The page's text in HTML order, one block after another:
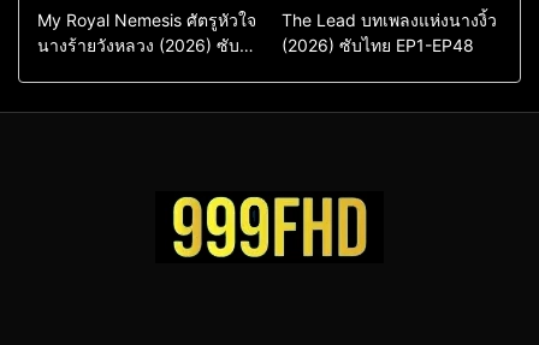
ซีรี่ย์เกาหลีพากย์ไทย
ซีรี่ย์เกาหลีซับไทย
Comedy
Drama
Sci-Fi & Fantasy
My Royal Nemesis ศัตรูหัวใจ
นางร้ายวังหลวง (2026) ซับ
Drama
ซีรี่ย์จีน
ซีรี่ย์จีนซับไทย
The Lead บทเพลงแห่งนางงิ้ว
(2026) ซับไทย EP1-EP48